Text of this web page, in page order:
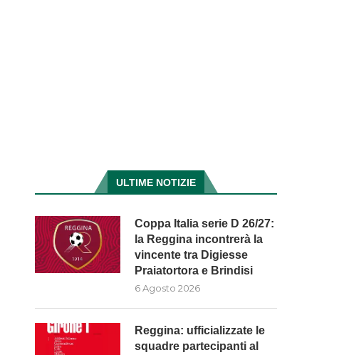
ULTIME NOTIZIE
Coppa Italia serie D 26/27:
la Reggina incontrerà la
vincente tra Digiesse
Praiatortora e Brindisi
6 Agosto 2026
Reggina: ufficializzate le
squadre partecipanti al